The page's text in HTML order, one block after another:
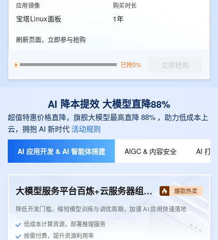
应用镜像
宝塔Linux面板
购买时长
1年
刷新页面，立即参与抢购
已抢0% 立即抢购
AI 降本提效 大模型直降88%
超值特惠价格直降，旗舰大模型最高直降 88% ，助力低成本上
云，拥抱 AI 新时代活动规则
AI 应用开发 & AI 智能体搭建 AIGC & 内容安全 AI 打
大模型服务平台百炼+云服务器组合套餐 爆款热卖
降低开发门槛，缩短模型训练与调优周期，加速 AI 应用快速落地
低成本计算资源，部署推理服务
按需付费，提升资源利用率